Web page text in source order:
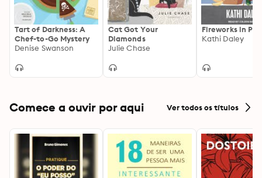
Tart of Darkness: A
Chef-to-Go Mystery
Denise Swanson
Cat Got Your
Diamonds
Julie Chase
Fireworks in
Kathi Daley
Comece a ouvir por aqui Ver todos os títulos